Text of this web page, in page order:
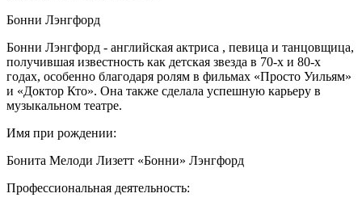
Бонни Лэнгфорд
Бонни Лэнгфорд - английская актриса , певица и танцовщица,
получившая известность как детская звезда в 70-х и 80-х
годах, особенно благодаря ролям в фильмах «Просто Уильям»
и «Доктор Кто». Она также сделала успешную карьеру в
музыкальном театре.
Имя при рождении:
Бонита Мелоди Лизетт «Бонни» Лэнгфорд
Профессиональная деятельность: